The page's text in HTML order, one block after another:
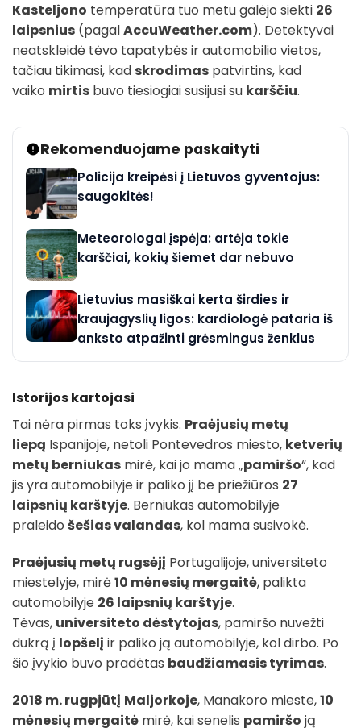
Kasteljono temperatūra tuo metu galėjo siekti 26
laipsnius (pagalAccuWeather.com). Detektyvai
neatskleidė tėvo tapatybės ir automobilio vietos,
tačiau tikimasi, kad skrodimas patvirtins, kad
vaiko mirtis buvo tiesiogiai susijusi su karščiu.
Rekomenduojame paskaityti
Policija kreipėsi į Lietuvos gyventojus:
saugokitės!
Meteorologai įspėja: artėja tokie
karščiai, kokių šiemet dar nebuvo
Lietuvius masiškai kerta širdies ir
kraujagyslių ligos: kardiologė pataria iš
anksto atpažinti grėsmingus ženklus
Istorijos kartojasi
Tai nėra pirmas toks įvykis. Praėjusių metų
liepą Ispanijoje, netoli Pontevedros miesto, ketverių
metų berniukas mirė, kai jo mama „pamiršo“, kad
jis yra automobilyje ir paliko jį be priežiūros 27
laipsnių karštyje. Berniukas automobilyje
praleido šešias valandas, kol mama susivokė.
Praėjusių metų rugsėjį Portugalijoje, universiteto
miestelyje, mirė10 mėnesių mergaitė, palikta
automobilyje 26 laipsnių karštyje.
Tėvas, universiteto dėstytojas, pamiršo nuvežti
dukrą į lopšelį ir paliko ją automobilyje, kol dirbo. Po
šio įvykio buvo pradėtas baudžiamasis tyrimas.
2018 m. rugpjūtį Maljorkoje, Manakoro mieste,10
mėnesių mergaitė mirė, kai senelis pamiršo ją